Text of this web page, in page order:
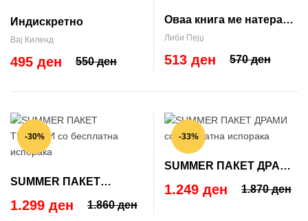
Индискретно
Вај Киленд
550 ден
495 ден
Оваа книга ме натера
да помислам на тебе
Либи Пејџ
570 ден
513 ден
-30%
SUMMER ПАКЕТ
ТРИЛЕРИ со бесплатна
испорака
1.860 ден
1.299 ден
-33%
SUMMER ПАКЕТ ДРАМИ
со бесплатна испорака
1.870 ден
1.249 ден